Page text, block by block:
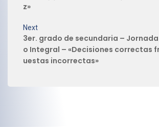
z»
Next
3er. grado de secundaria –
o Integral – «Decisiones correctas
uestas incorrectas»